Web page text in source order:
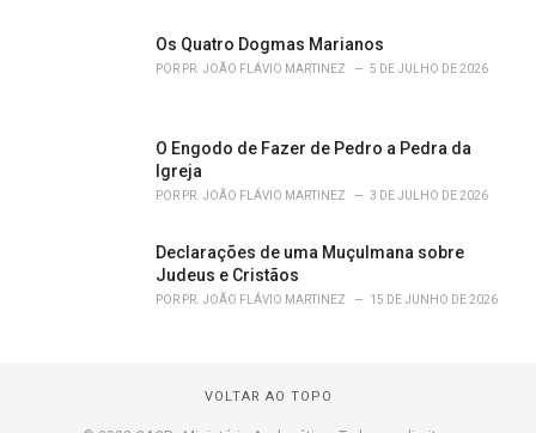
Os Quatro Dogmas Marianos
POR PR. JOÃO FLÁVIO MARTINEZ 5 DE JULHO DE 2026
O Engodo de Fazer de Pedro a Pedra da
Igreja
POR PR. JOÃO FLÁVIO MARTINEZ 3 DE JULHO DE 2026
Declarações de uma Muçulmana sobre
Judeus e Cristãos
POR PR. JOÃO FLÁVIO MARTINEZ 15 DE JUNHO DE 2026
VOLTAR AO TOPO